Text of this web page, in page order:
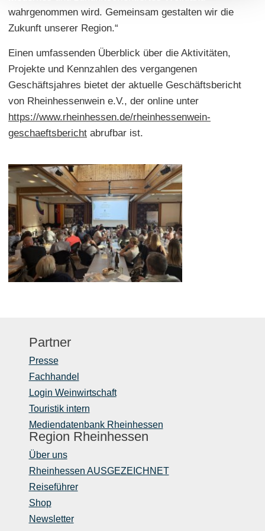
wahrgenommen wird. Gemeinsam gestalten wir die
Zukunft unserer Region.“
Einen umfassenden Überblick über die Aktivitäten,
Projekte und Kennzahlen des vergangenen
Geschäftsjahres bietet der aktuelle Geschäftsbericht
von Rheinhessenwein e.V., der online unter
https://www.rheinhessen.de/rheinhessenwein-
geschaeftsbericht abrufbar ist.
Partner
Presse
Fachhandel
Login Weinwirtschaft
Touristik intern
Mediendatenbank Rheinhessen
Region Rheinhessen
Über uns
Rheinhessen AUSGEZEICHNET
Reiseführer
Shop
Newsletter